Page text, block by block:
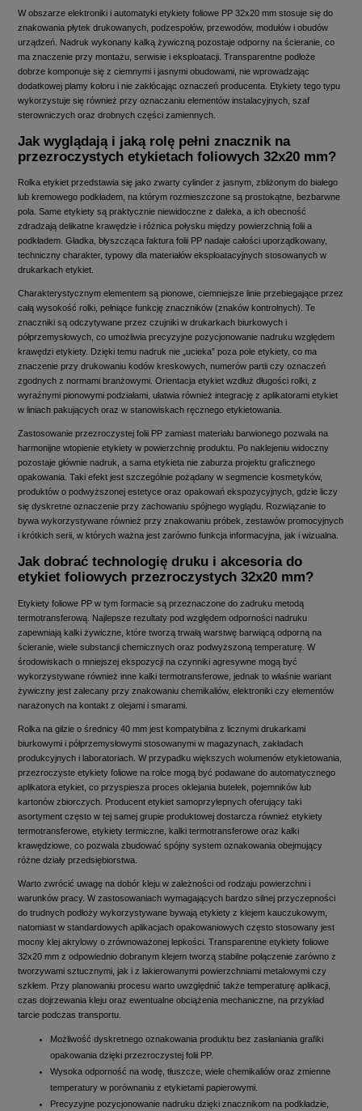
W obszarze elektroniki i automatyki etykiety foliowe PP 32x20 mm stosuje się do
znakowania płytek drukowanych, podzespołów, przewodów, modułów i obudów
urządzeń. Nadruk wykonany kalką żywiczną pozostaje odporny na ścieranie, co
ma znaczenie przy montażu, serwisie i eksploatacji. Transparentne podłoże
dobrze komponuje się z ciemnymi i jasnymi obudowami, nie wprowadzając
dodatkowej plamy koloru i nie zakłócając oznaczeń producenta. Etykiety tego typu
wykorzystuje się również przy oznaczaniu elementów instalacyjnych, szaf
sterowniczych oraz drobnych części zamiennych.
Jak wyglądają i jaką rolę pełni znacznik na
przezroczystych etykietach foliowych 32x20 mm?
Rolka etykiet przedstawia się jako zwarty cylinder z jasnym, zbliżonym do białego
lub kremowego podkładem, na którym rozmieszczone są prostokątne, bezbarwne
pola. Same etykiety są praktycznie niewidoczne z daleka, a ich obecność
zdradzają delikatne krawędzie i różnica połysku między powierzchnią folii a
podkładem. Gładka, błyszcząca faktura folii PP nadaje całości uporządkowany,
techniczny charakter, typowy dla materiałów eksploatacyjnych stosowanych w
drukarkach etykiet.
Charakterystycznym elementem są pionowe, ciemniejsze linie przebiegające przez
całą wysokość rolki, pełniące funkcję znaczników (znaków kontrolnych). Te
znaczniki są odczytywane przez czujniki w drukarkach biurkowych i
półprzemysłowych, co umożliwia precyzyjne pozycjonowanie nadruku względem
krawędzi etykiety. Dzięki temu nadruk nie „ucieka” poza pole etykiety, co ma
znaczenie przy drukowaniu kodów kreskowych, numerów partii czy oznaczeń
zgodnych z normami branżowymi. Orientacja etykiet wzdłuż długości rolki, z
wyraźnymi pionowymi podziałami, ułatwia również integrację z aplikatorami etykiet
w liniach pakujących oraz w stanowiskach ręcznego etykietowania.
Zastosowanie przezroczystej folii PP zamiast materiału barwionego pozwala na
harmonijne wtopienie etykiety w powierzchnię produktu. Po naklejeniu widoczny
pozostaje głównie nadruk, a sama etykieta nie zaburza projektu graficznego
opakowania. Taki efekt jest szczególnie pożądany w segmencie kosmetyków,
produktów o podwyższonej estetyce oraz opakowań ekspozycyjnych, gdzie liczy
się dyskretne oznaczenie przy zachowaniu spójnego wyglądu. Rozwiązanie to
bywa wykorzystywane również przy znakowaniu próbek, zestawów promocyjnych
i krótkich serii, w których ważna jest zarówno funkcja informacyjna, jak i wizualna.
Jak dobrać technologię druku i akcesoria do
etykiet foliowych przezroczystych 32x20 mm?
Etykiety foliowe PP w tym formacie są przeznaczone do zadruku metodą
termotransferową. Najlepsze rezultaty pod względem odporności nadruku
zapewniają kalki żywiczne, które tworzą trwałą warstwę barwiącą odporną na
ścieranie, wiele substancji chemicznych oraz podwyższoną temperaturę. W
środowiskach o mniejszej ekspozycji na czynniki agresywne mogą być
wykorzystywane również inne kalki termotransferowe, jednak to właśnie wariant
żywiczny jest zalecany przy znakowaniu chemikaliów, elektroniki czy elementów
narażonych na kontakt z olejami i smarami.
Rolka na gilzie o średnicy 40 mm jest kompatybilna z licznymi drukarkami
biurkowymi i półprzemysłowymi stosowanymi w magazynach, zakładach
produkcyjnych i laboratoriach. W przypadku większych wolumenów etykietowania,
przezroczyste etykiety foliowe na rolce mogą być podawane do automatycznego
aplikatora etykiet, co przyspiesza proces oklejania butelek, pojemników lub
kartonów zbiorczych. Producent etykiet samoprzylepnych oferujący taki
asortyment często w tej samej grupie produktowej dostarcza również etykiety
termotransferowe, etykiety termiczne, kalki termotransferowe oraz kalki
krawędziowe, co pozwala zbudować spójny system oznakowania obejmujący
różne działy przedsiębiorstwa.
Warto zwrócić uwagę na dobór kleju w zależności od rodzaju powierzchni i
warunków pracy. W zastosowaniach wymagających bardzo silnej przyczepności
do trudnych podłoży wykorzystywane bywają etykiety z klejem kauczukowym,
natomiast w standardowych aplikacjach opakowaniowych często stosowany jest
mocny klej akrylowy o zrównoważonej lepkości. Transparentne etykiety foliowe
32x20 mm z odpowiednio dobranym klejem tworzą stabilne połączenie zarówno z
tworzywami sztucznymi, jak i z lakierowanymi powierzchniami metalowymi czy
szkłem. Przy planowaniu procesu warto uwzględnić także temperaturę aplikacji,
czas dojrzewania kleju oraz ewentualne obciążenia mechaniczne, na przykład
tarcie podczas transportu.
Możliwość dyskretnego oznakowania produktu bez zasłaniania grafiki
opakowania dzięki przezroczystej folii PP.
Wysoka odporność na wodę, tłuszcze, wiele chemikaliów oraz zmienne
temperatury w porównaniu z etykietami papierowymi.
Precyzyjne pozycjonowanie nadruku dzięki znacznikom na podkładzie,